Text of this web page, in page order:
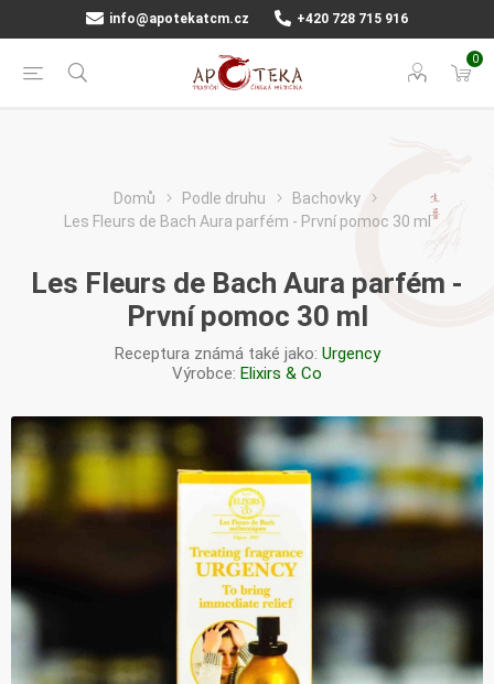
info@apotekatcm.cz +420 728 715 916
0
Domů Podle druhu
Bachovky
Les Fleurs de Bach Aura parfém - První pomoc 30 ml
Les Fleurs de Bach Aura parfém -
První pomoc 30 ml
Receptura známá také jako: Urgency
Výrobce: Elixirs & Co